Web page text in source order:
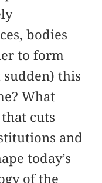
bodies
to form
this
What
cuts
and
today’s
of the